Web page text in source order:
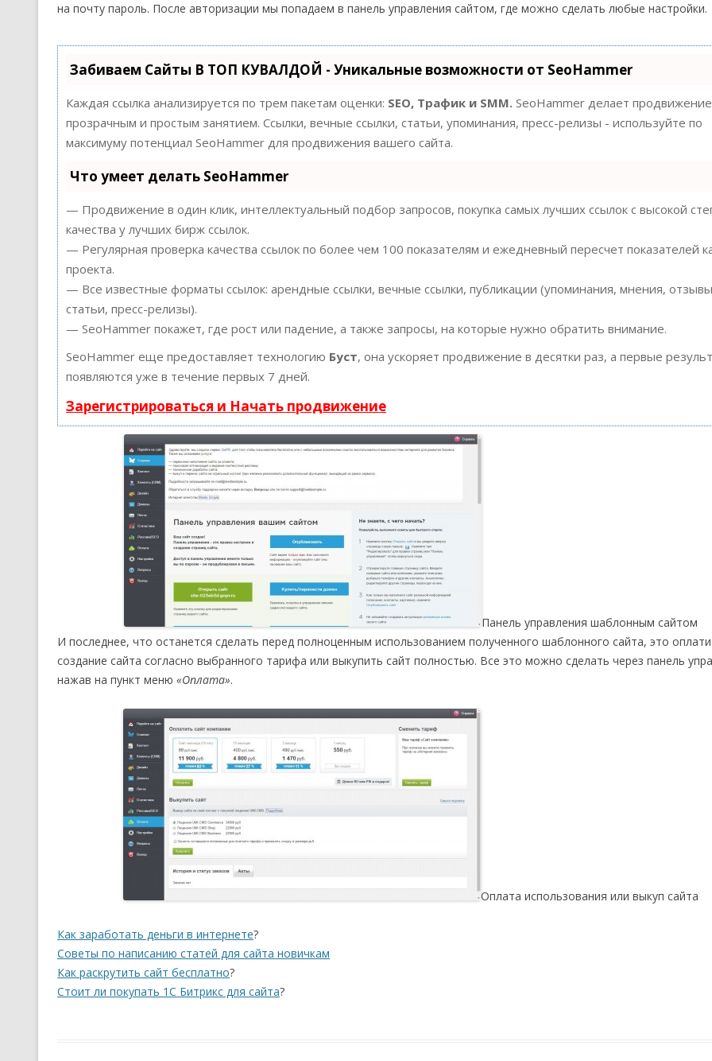
на почту пароль. После авторизации мы попадаем в панель управления сайтом, где можно сделать любые настройки.
Забиваем Сайты В ТОП КУВАЛДОЙ - Уникальные возможности от SeoHammer
Каждая ссылка анализируется по трем пакетам оценки: SEO, Трафик и SMM. SeoHammer делает продвижение
прозрачным и простым занятием. Ссылки, вечные ссылки, статьи, упоминания, пресс-релизы - используйте по
максимуму потенциал SeoHammer для продвижения вашего сайта.
Что умеет делать SeoHammer
— Продвижение в один клик, интеллектуальный подбор запросов, покупка самых лучших ссылок с высокой
качества у лучших бирж ссылок.
— Регулярная проверка качества ссылок по более чем 100 показателям и ежедневный пересчет показателей
проекта.
— Все известные форматы ссылок: арендные ссылки, вечные ссылки, публикации (упоминания, мнения,
статьи, пресс-релизы).
— SeoHammer покажет, где рост или падение, а также запросы, на которые нужно обратить внимание.
SeoHammer еще предоставляет технологию Буст, она ускоряет продвижение в десятки раз, а первые
появляются уже в течение первых 7 дней.
Зарегистрироваться и Начать продвижение
Панель управления шаблонным сайтом
И последнее, что останется сделать перед полноценным использованием полученного шаблонного сайта, это
создание сайта согласно выбранного тарифа или выкупить сайт полностью. Все это можно сделать через панель
нажав на пункт меню «Оплата».
Оплата использования или выкуп сайта
Как заработать деньги в интернете?
Советы по написанию статей для сайта новичкам
Как раскрутить сайт бесплатно?
Стоит ли покупать 1С Битрикс для сайта?